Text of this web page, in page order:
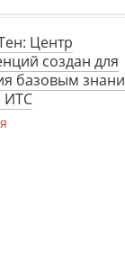
Центр
создан для
базовым
ИТС